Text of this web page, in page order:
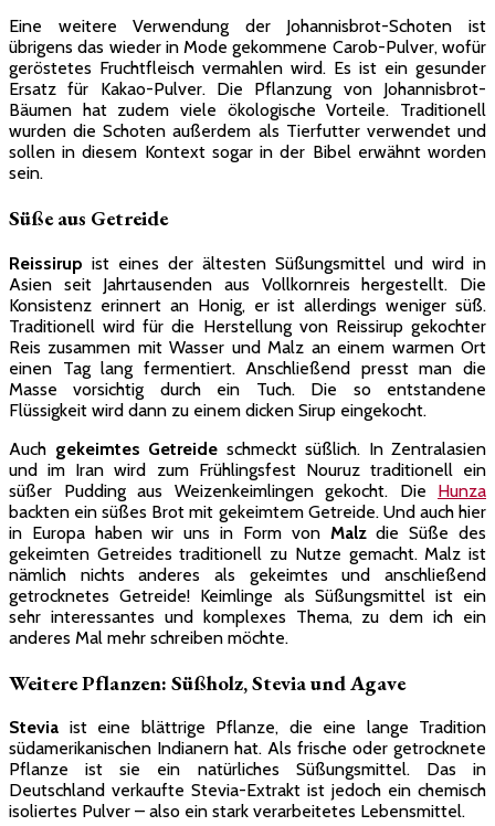
Eine weitere Verwendung der Johannisbrot-Schoten ist
übrigens das wieder in Mode gekommene Carob-Pulver, wofür
geröstetes Fruchtfleisch vermahlen wird. Es ist ein gesunder
Ersatz für Kakao-Pulver. Die Pflanzung von Johannisbrot-
Bäumen hat zudem viele ökologische Vorteile. Traditionell
wurden die Schoten außerdem als Tierfutter verwendet und
sollen in diesem Kontext sogar in der Bibel erwähnt worden
sein.
Süße aus Getreide
Reissirup ist eines der ältesten Süßungsmittel und wird in
Asien seit Jahrtausenden aus Vollkornreis hergestellt. Die
Konsistenz erinnert an Honig, er ist allerdings weniger süß.
Traditionell wird für die Herstellung von Reissirup gekochter
Reis zusammen mit Wasser und Malz an einem warmen Ort
einen Tag lang fermentiert. Anschließend presst man die
Masse vorsichtig durch ein Tuch. Die so entstandene
Flüssigkeit wird dann zu einem dicken Sirup eingekocht.
Auch gekeimtes Getreide schmeckt süßlich. In Zentralasien
und im Iran wird zum Frühlingsfest Nouruz traditionell ein
süßer Pudding aus Weizenkeimlingen gekocht. Die Hunza
backten ein süßes Brot mit gekeimtem Getreide. Und auch hier
in Europa haben wir uns in Form von Malzdie Süße des
gekeimten Getreides traditionell zu Nutze gemacht. Malz ist
nämlich nichts anderes als gekeimtes und anschließend
getrocknetes Getreide! Keimlinge als Süßungsmittel ist ein
sehr interessantes und komplexes Thema, zu dem ich ein
anderes Mal mehr schreiben möchte.
Weitere Pflanzen: Süßholz, Stevia und Agave
Stevia ist eine blättrige Pflanze, die eine lange Tradition
südamerikanischen Indianern hat. Als frische oder getrocknete
Pflanze ist sie ein natürliches Süßungsmittel. Das in
Deutschland verkaufte Stevia-Extrakt ist jedoch ein chemisch
isoliertes Pulver – also ein stark verarbeitetes Lebensmittel.